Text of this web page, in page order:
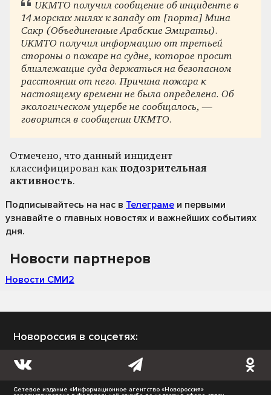
UKMTO получил сообщение об инциденте в
14 морских милях к западу от [порта] Мина
Сакр (Объединенные Арабские Эмираты).
UKMTO получил информацию от третьей
стороны о пожаре на судне, которое просит
близлежащие суда держаться на безопасном
расстоянии от него. Причина пожара к
настоящему времени не была определена. Об
экологическом ущербе не сообщалось, —
говорится в сообщении UKMTO.
Отмечено, что данный инцидент
классифицирован какподозрительная
активность.
Подписывайтесь на нас в Телеграме и первыми
узнавайте о главных новостях и важнейших событиях
дня.
Новости партнеров
Новости СМИ2
Новороссия в соцсетях:
Сетевое издание «Информационное агентство «Новороссия»